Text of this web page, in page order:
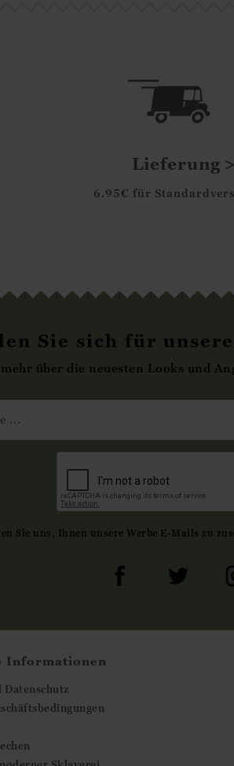
Lieferung
6.95€ für
Sie sich für
über die neuesten Looks und
Sie uns, Ihnen unsere Werbe E-Mails zu
Informationen
Datenschutz